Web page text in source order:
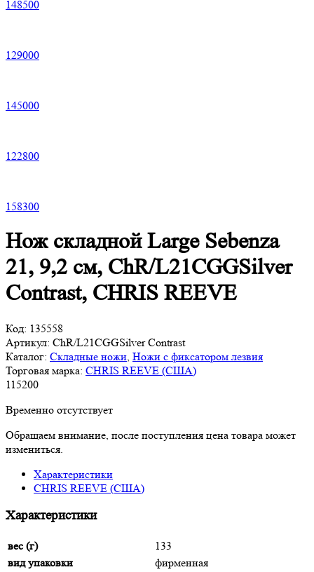
148500
129000
145000
122800
158300
Нож складной Large Sebenza
21, 9,2 см, ChR/L21CGGSilver
Contrast, CHRIS REEVE
Код: 135558
Артикул: ChR/L21CGGSilver Contrast
Каталог: Складные ножи Ножи с фиксатором лезвия
Торговая марка: CHRIS REEVE (США)
115200
Временно отсутствует
Обращаем внимание, после поступления цена товара может
измениться.
Характеристики
CHRIS REEVE (США)
Характеристики
вес (г)
133
вид упаковки
фирменная